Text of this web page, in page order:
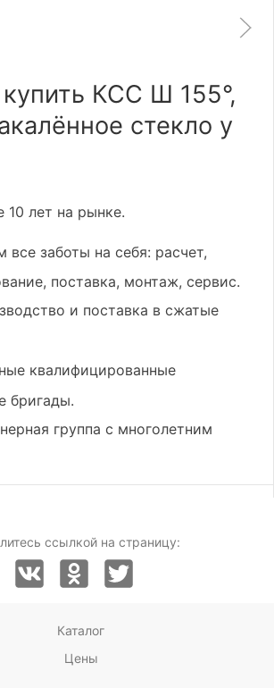
КСС Ш 155°,
стекло у
10 лет на рынке.
все заботы на себя: расчет,
поставка, монтаж, сервис.
и поставка в сжатые
квалифицированные
бригады.
группа с многолетним
ссылкой на страницу:
Каталог
Цены